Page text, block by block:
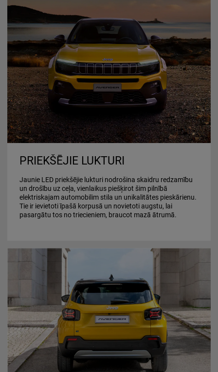
PRIEKŠĒJIE LUKTURI
Jaunie LED priekšējie lukturi nodrošina skaidru redzamību
un drošību uz ceļa, vienlaikus piešķirot šim pilnībā
elektriskajam automobilim stila un unikalitātes pieskārienu.
Tie ir ievietoti īpašā korpusā un novietoti augstu, lai
pasargātu tos no triecieniem, braucot mazā ātrumā.